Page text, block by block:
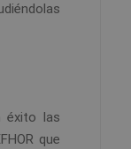
éxito las
que